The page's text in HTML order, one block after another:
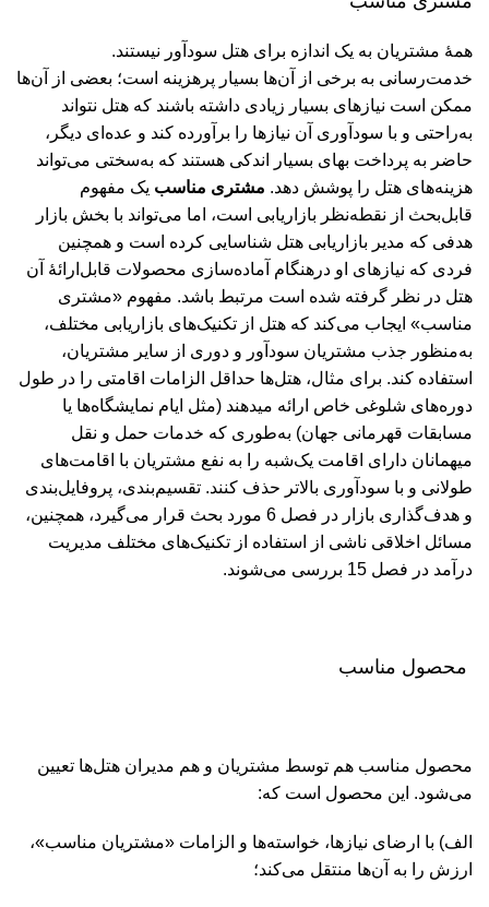
همۀ مشتریان به یک اندازه برای هتل سودآور نیستند.
خدمت‌رسانی به برخی از آن‌ها بسیار پرهزینه است؛ بعضی از آن‌ها
ممکن است نیازهای بسیار زیادی داشته باشند که هتل نتواند
به‌راحتی و با سودآوری آن نیازها را برآورده کند و عده‌ای دیگر،
حاضر به پرداخت بهای بسیار اندکی هستند که به‌سختی می‌تواند
هزینه‌های هتل را پوشش دهد. مشتری مناسب یک مفهوم
قابل‌بحث از نقطه‌نظر بازاریابی است، اما می‌تواند با بخش بازار
هدفی که مدیر بازاریابی هتل شناسایی کرده است و همچنین
فردی که نیازهای او درهنگام آماده‌سازی محصولات قابل‌ارائۀ آن
هتل در نظر گرفته شده است مرتبط باشد. مفهوم «مشتری
مناسب» ایجاب می‌کند که هتل از تکنیک‌های بازاریابی مختلف،
به‌منظور جذب مشتریان سودآور و دوری از سایر مشتریان،
استفاده کند. برای مثال، هتل‌ها حداقل الزامات اقامتی را در طول
دوره‌های شلوغی خاص ارائه می­دهند (مثل ایام نمایشگاه‌ها یا
مسابقات قهرمانی جهان) به‌طوری که خدمات حمل و نقل
میهمانان­ دارای اقامت یک‌شبه را به نفع مشتریان با اقامت‌های
طولانی و با سودآوری بالاتر حذف کنند. تقسیم‌بندی، پروفایل‌بندی
و هدف‌گذاری بازار در فصل 6 مورد بحث قرار می‌گیرد، همچنین،
مسائل اخلاقی ناشی از استفاده از تکنیک‌های مختلف مدیریت
درآمد در فصل 15 بررسی می‌شوند.
محصول مناسب
محصول مناسب هم توسط مشتریان و هم مدیران هتل‌ها تعیین
می‌شود. این محصول است که:
الف) با ارضای نیازها، خواسته‌ها و الزامات «مشتریان مناسب»،
ارزش را به آن‌ها منتقل می‌کند؛